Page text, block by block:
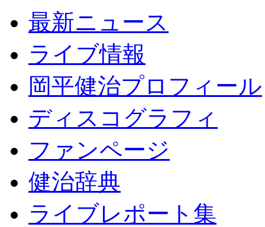
最新ニュース
ライブ情報
岡平健治プロフィール
ディスコグラフィ
ファンページ
健治辞典
ライブレポート集